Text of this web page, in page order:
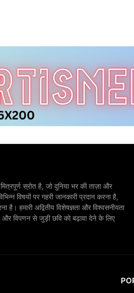
स्रोत है, जो दुनिया भर की ताज़ा और
विषयों पर गहरी जानकारी प्रदान करना है,
है। हमारी अद्वितीय विशेषज्ञता और विश्वसनीयता
और विपणन से जुड़ी छवि को बढ़ावा देने के लिए